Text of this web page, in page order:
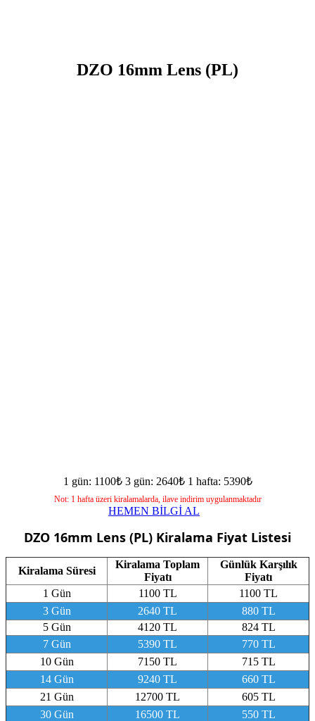
DZO 16mm Lens (PL)
1 gün: 1100₺ 3 gün: 2640₺ 1 hafta: 5390₺
Not: 1 hafta üzeri kiralamalarda, ilave indirim uygulanmaktadır
HEMEN BİLGİ AL
DZO 16mm Lens (PL) Kiralama Fiyat Listesi
Kiralama Süresi
Kiralama Toplam
Fiyatı
Günlük Karşılık
Fiyatı
1 Gün
1100 TL
1100 TL
3 Gün
2640 TL
880 TL
5 Gün
4120 TL
824 TL
7 Gün
5390 TL
770 TL
10 Gün
7150 TL
715 TL
14 Gün
9240 TL
660 TL
21 Gün
12700 TL
605 TL
30 Gün
16500 TL 550 TL